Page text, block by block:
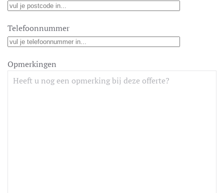
Telefoonnummer
Opmerkingen